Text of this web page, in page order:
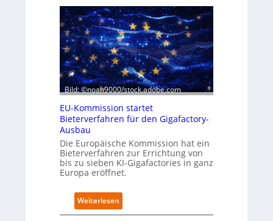
s
k
o
m
m
t
a
u
f
d
i
m
p
l
m
n
Bild: ©noah9000/stock.adobe.com
EU-Kommission startet
Bieterverfahren für den Gigafactory-
Ausbau
Die Europäische Kommission hat ein
Bieterverfahren zur Errichtung von
bis zu sieben KI-Gigafactories in ganz
Europa eröffnet.
Weiterlesen
E